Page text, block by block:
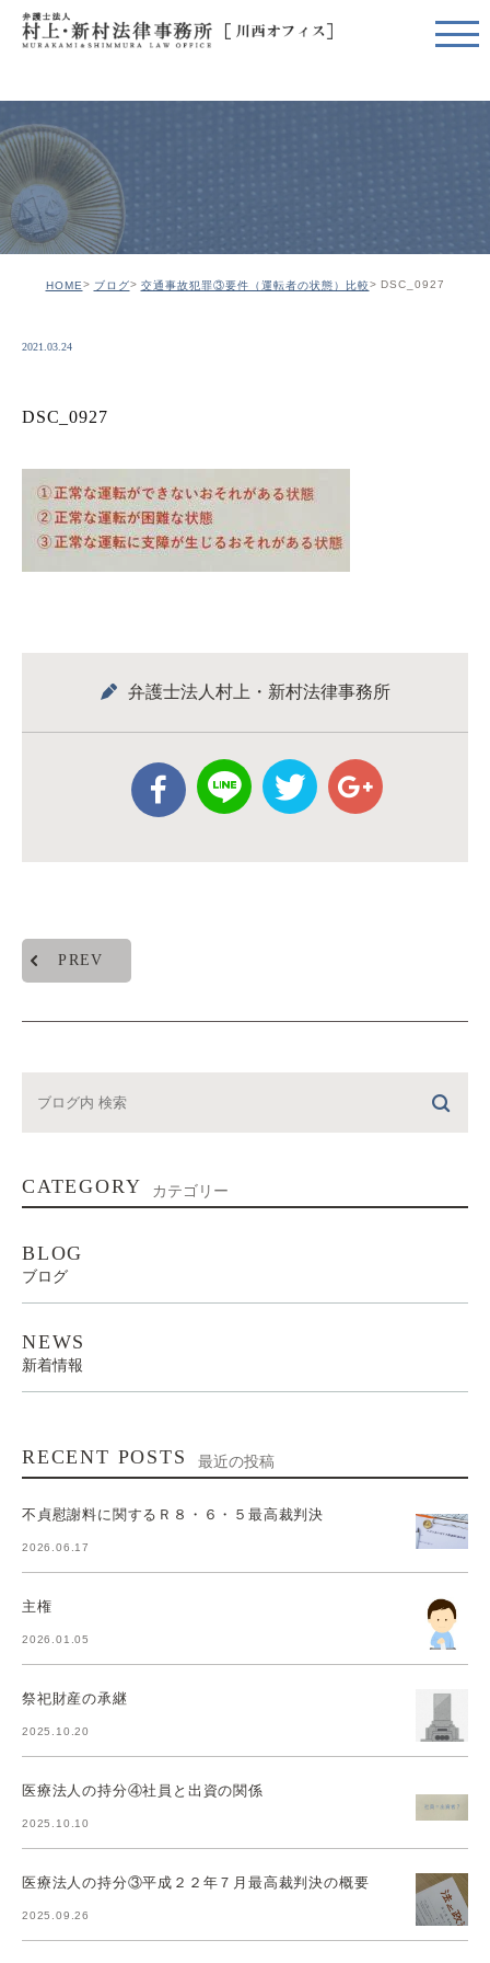
HOME ブログ 交通事故犯罪③要件（運転者の状態）比較 DSC_0927
2021.03.24
DSC_0927
弁護士法人村上・新村法律事務所
PREV
CATEGORY カテゴリー
BLOG
ブログ
NEWS
新着情報
RECENT POSTS 最近の投稿
不貞慰謝料に関するＲ８・６・５最高裁判決
2026.06.17
主権
2026.01.05
祭祀財産の承継
2025.10.20
医療法人の持分④社員と出資の関係
2025.10.10
医療法人の持分③平成２２年７月最高裁判決の概要
2025.09.26